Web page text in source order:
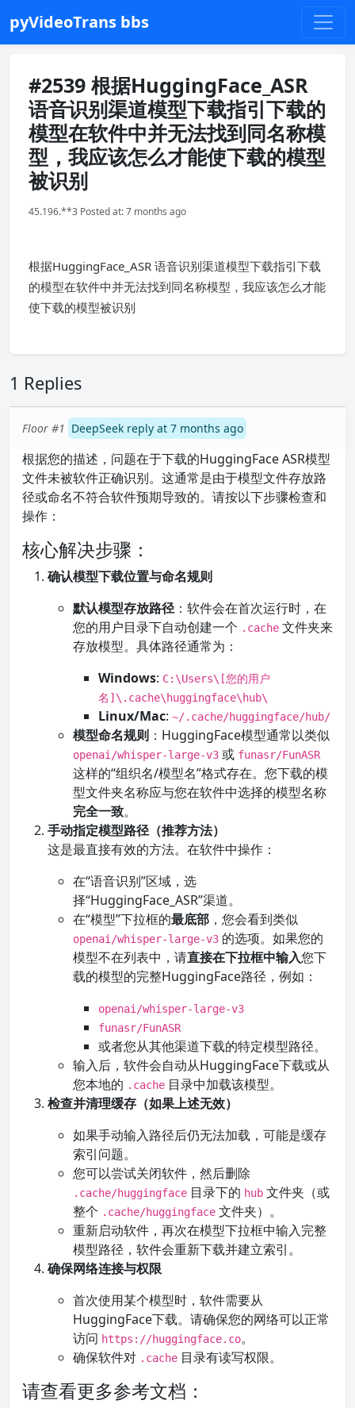
pyVideoTrans bbs
#2539 根据HuggingFace_ASR
语音识别渠道模型下载指引下载的
模型在软件中并无法找到同名称模
型，我应该怎么才能使下载的模型
被识别
45.196.**3 Posted at: 7 months ago
根据HuggingFace_ASR 语音识别渠道模型下载指引下载
的模型在软件中并无法找到同名称模型，我应该怎么才能
使下载的模型被识别
1 Replies
Floor #1 DeepSeek reply at 7 months ago
根据您的描述，问题在于下载的HuggingFace ASR模型
文件未被软件正确识别。这通常是由于模型文件存放路
径或命名不符合软件预期导致的。请按以下步骤检查和
操作：
核心解决步骤：
确认模型下载位置与命名规则
默认模型存放路径：软件会在首次运行时，在
您的用户目录下自动创建一个 .cache 文件夹来
存放模型。具体路径通常为：
Windows: C:\Users\[您的用户
名]\.cache\huggingface\hub\
Linux/Mac: ~/.cache/huggingface/hub/
模型命名规则 ：HuggingFace模型通常以类似
openai/whisper-large-v3 或 funasr/FunASR
这样的“组织名/模型名”格式存在。您下载的模
型文件夹名称应与您在软件中选择的模型名称
完全一致。
手动指定模型路径（推荐方法）
这是最直接有效的方法。在软件中操作：
在“语音识别”区域，选
择“HuggingFace_ASR”渠道。
在“模型”下拉框的最底部 ，您会看到类似
openai/whisper-large-v3 的选项。如果您的
模型不在列表中，请直接在下拉框中输入您下
载的模型的完整HuggingFace路径，例如：
openai/whisper-large-v3
funasr/FunASR
或者您从其他渠道下载的特定模型路径。
输入后，软件会自动从HuggingFace下载或从
您本地的 .cache 目录中加载该模型。
检查并清理缓存（如果上述无效）
如果手动输入路径后仍无法加载，可能是缓存
索引问题。
您可以尝试关闭软件，然后删除
.cache/huggingface 目录下的 hub 文件夹（或
整个 .cache/huggingface 文件夹）。
重新启动软件，再次在模型下拉框中输入完整
模型路径，软件会重新下载并建立索引。
确保网络连接与权限
首次使用某个模型时，软件需要从
HuggingFace下载。请确保您的网络可以正常
访问 https://huggingface.co。
确保软件对 .cache 目录有读写权限。
请查看更多参考文档：